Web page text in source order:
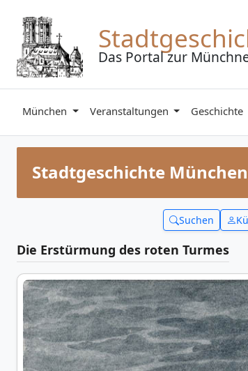
Das Portal zur
München Veranstaltungen Geschichte
Stadtgeschichte München
Suchen
Die Erstürmung des roten Turmes